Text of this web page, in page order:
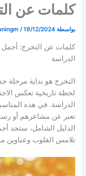
كلمات عن
بواسطة /19/12/2024
كلمات عن التخرج: أجمل
الدراسة
التخرج هو بداية
لحظة تاريخية تعكس
الدراسة. في هذه
تعبر عن مشاعرهم أو
الدليل الشامل، ستجد
تلامس القلوب وعناوين